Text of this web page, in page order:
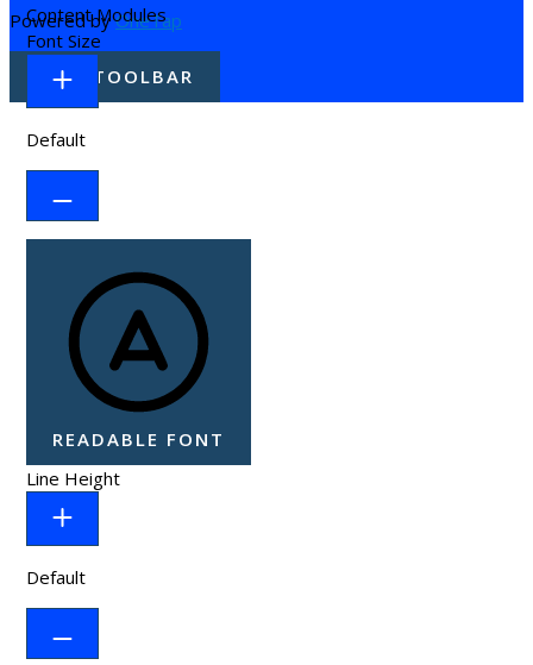
Powered byOneTap
HIDE TOOLBAR
Content Modules
Font Size
Default
READABLE FONT
Line Height
Default